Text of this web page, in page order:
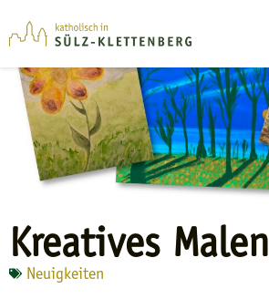
Kreatives Malen
Neuigkeiten